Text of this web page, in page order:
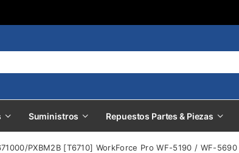
Suministros Repuestos Partes & Piezas
PXBM2B [T6710] WorkForce Pro WF-5190 / WF-